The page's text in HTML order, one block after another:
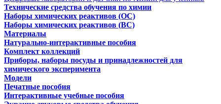
Технические средства обучения по химии
Наборы химических реактивов (ОС)
Наборы химических реактивов (ВС)
Материалы
Натурально-интерактивные пособия
Комплект коллекций
Приборы, наборы посуды и принадлежностей для
химического эксперимента
Модели
Печатные пособия
Интерактивные учебные пособия